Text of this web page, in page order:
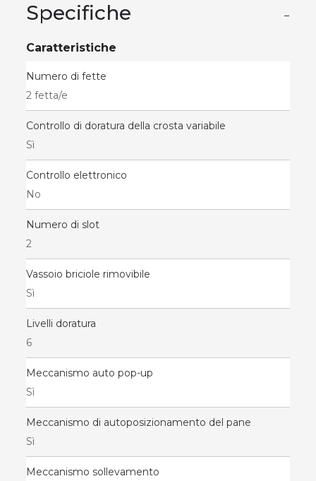
Specifiche −
Caratteristiche
Numero di fette
2 fetta/e
Controllo di doratura della crosta variabile
Sì
Controllo elettronico
No
Numero di slot
2
Vassoio briciole rimovibile
Sì
Livelli doratura
6
Meccanismo auto pop-up
Sì
Meccanismo di autoposizionamento del pane
Sì
Meccanismo sollevamento